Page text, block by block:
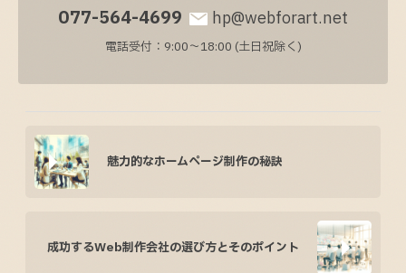
077-564-4699 hp@webforart.net
電話受付：9:00～18:00 (土日祝除く)
魅力的なホームページ制作の秘訣
成功するWeb制作会社の選び方とそのポイント